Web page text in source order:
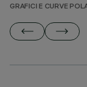
GRAFICI E CURVE